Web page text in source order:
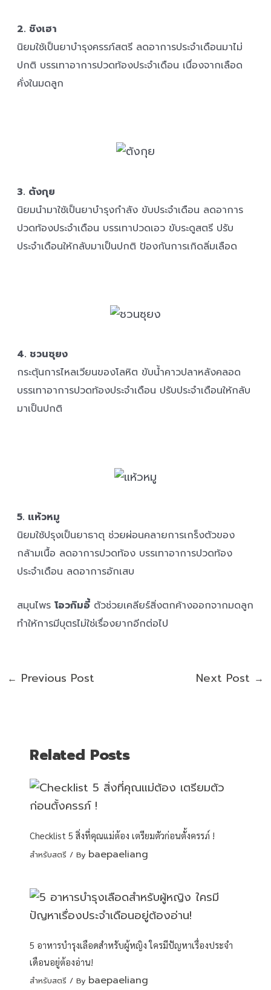
2. ชิงเฮา
นิยมใช้เป็นยาบำรุงครรภ์สตรี ลดอาการประจำเดือนมาไม่
ปกติ บรรเทาอาการปวดท้องประจำเดือน เนื่องจากเลือด
คั่งในมดลูก
3. ตังกุย
นิยมนำมาใช้เป็นยาบำรุงกำลัง ขับประจำเดือน ลดอาการ
ปวดท้องประจำเดือน บรรเทาปวดเอว ขับระดูสตรี ปรับ
ประจำเดือนให้กลับมาเป็นปกติ ป้องกันการเกิดลิ่มเลือด
4. ชวนซุยง
กระตุ้นการไหลเวียนของโลหิต ขับน้ำคาวปลาหลังคลอด
บรรเทาอาการปวดท้องประจำเดือน ปรับประจำเดือนให้กลับ
มาเป็นปกติ
5. แห้วหมู
นิยมใช้ปรุงเป็นยาธาตุ ช่วยผ่อนคลายการเกร็งตัวของ
กล้ามเนื้อ ลดอาการปวดท้อง บรรเทาอาการปวดท้อง
ประจำเดือน ลดอาการอักเสบ
สมุนไพรโอวกิมอี้ ตัวช่วยเคลียร์สิ่งตกค้างออกจากมดลูก
ทำให้การมีบุตรไม่ใช่เรื่องยากอีกต่อไป
← Previous Post Next Post →
Related Posts
Checklist 5 สิ่งที่คุณแม่ต้อง เตรียมตัวก่อนตั้งครรภ์ !
สำหรับสตรี / By baepaeliang
5 อาหารบำรุงเลือดสำหรับผู้หญิง ใครมีปัญหาเรื่องประจำ
เดือนอยู่ต้องอ่าน!
สำหรับสตรี / By baepaeliang